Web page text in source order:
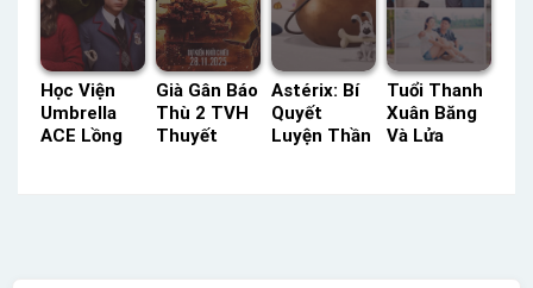
Học Viện
Umbrella
ACE Lồng
Già Gân Báo
Thù 2 TVH
Thuyết
Astérix: Bí
Quyết
Luyện Thần
Tuổi Thanh
Xuân Băng
Và Lửa